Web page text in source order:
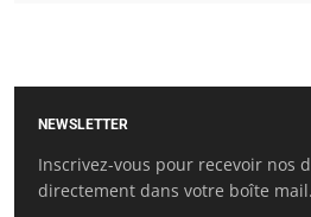
NEWSLETTER
Inscrivez-vous pour recevoir nos
directement dans votre boîte mail.